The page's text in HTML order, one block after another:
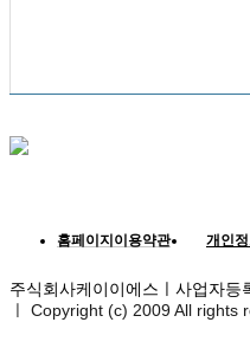
홈페이지이용약관 개인
주식회사케이이에스ㅣ사업자
Copyright (c) 2009 All rights